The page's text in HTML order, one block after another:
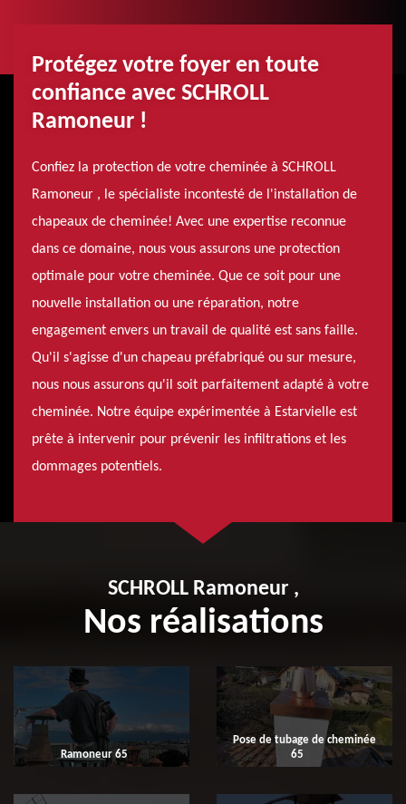
Protégez votre foyer en toute
confiance avec SCHROLL
Ramoneur !
Confiez la protection de votre cheminée à SCHROLL
Ramoneur , le spécialiste incontesté de l'installation de
chapeaux de cheminée! Avec une expertise reconnue
dans ce domaine, nous vous assurons une protection
optimale pour votre cheminée. Que ce soit pour une
nouvelle installation ou une réparation, notre
engagement envers un travail de qualité est sans faille.
Qu'il s'agisse d'un chapeau préfabriqué ou sur mesure,
nous nous assurons qu'il soit parfaitement adapté à votre
cheminée. Notre équipe expérimentée à Estarvielle est
prête à intervenir pour prévenir les infiltrations et les
dommages potentiels.
SCHROLL Ramoneur ,
Nos réalisations
Ramoneur 65
Pose de tubage de cheminée
65